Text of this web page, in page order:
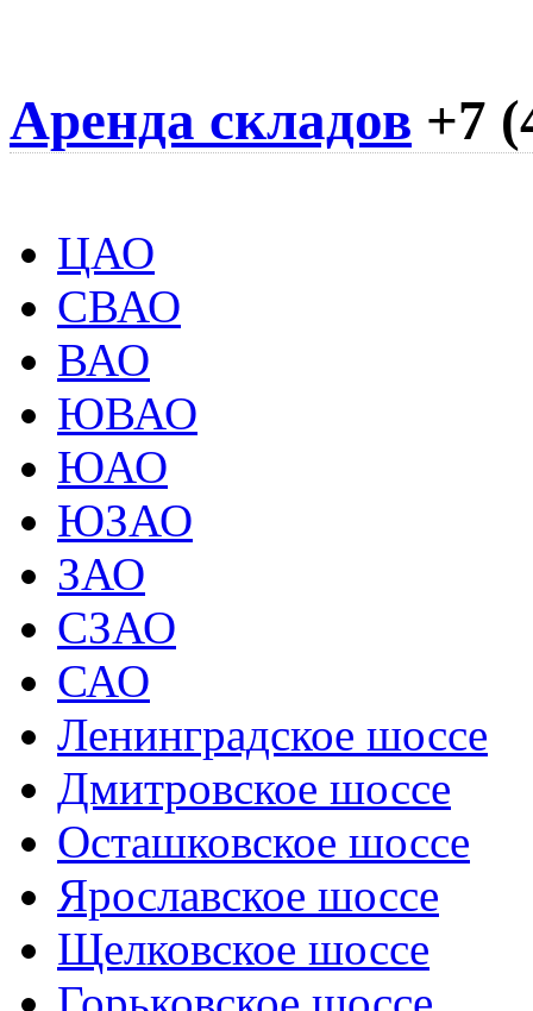
Аренда складов +7
ЦАО
СВАО
ВАО
ЮВАО
ЮАО
ЮЗАО
ЗАО
СЗАО
САО
Ленинградское шоссе
Дмитровское шоссе
Осташковское шоссе
Ярославское шоссе
Щелковское шоссе